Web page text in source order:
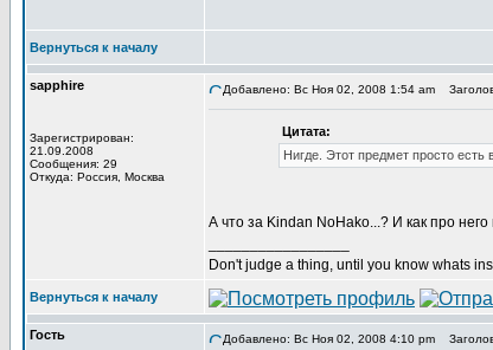
Вернуться к началу
sapphire
Зарегистрирован:
21.09.2008
Сообщения: 29
Откуда: Россия, Москва
Добавлено: Вс Ноя 02, 2008 1:54 am
Цитата:
Нигде. Этот предмет просто есть
А что за Kindan NoHako...? И как про
Don't judge a thing, until you know whats
Вернуться к началу
Гость Добавлено: Вс Ноя 02, 2008 4:10 pm